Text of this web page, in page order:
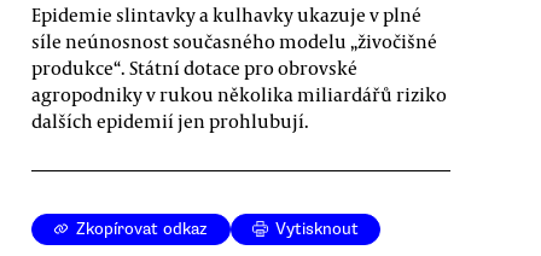
Epidemie slintavky a kulhavky ukazuje v plné
síle neúnosnost současného modelu „živočišné
produkce“. Státní dotace pro obrovské
agropodniky v rukou několika miliardářů riziko
dalších epidemií jen prohlubují.
Zkopírovat odkaz Vytisknout